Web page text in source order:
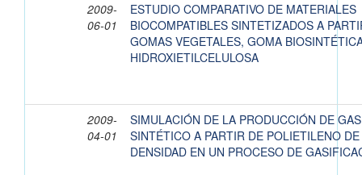
2009-
06-01
ESTUDIO COMPARATIVO DE MATERIALES
BIOCOMPATIBLES SINTETIZADOS A
GOMAS VEGETALES, GOMA
HIDROXIETILCELULOSA
2009-
04-01
SIMULACIÓN DE LA PRODUCCIÓN DE GAS
SINTÉTICO A PARTIR DE POLIETILENO
DENSIDAD EN UN PROCESO DE